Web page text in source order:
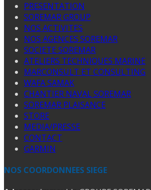
PRESENTATION
SOREMAR GROUP
NOS ACTIVITES
NOS AGENCES SOREMAR
SOCIETE SOREMAR
ATELIERS TECHNIQUES MARINE
MARCONSULT ET CONSULTING
WAFA SAMAK
CHANTIER NAVAL SOREMAR
SOREMAR PLAISANCE
STORE
MEDIA/PRESSE
CONTACT
GARMIN
NOS COORDONNEES SIEGE